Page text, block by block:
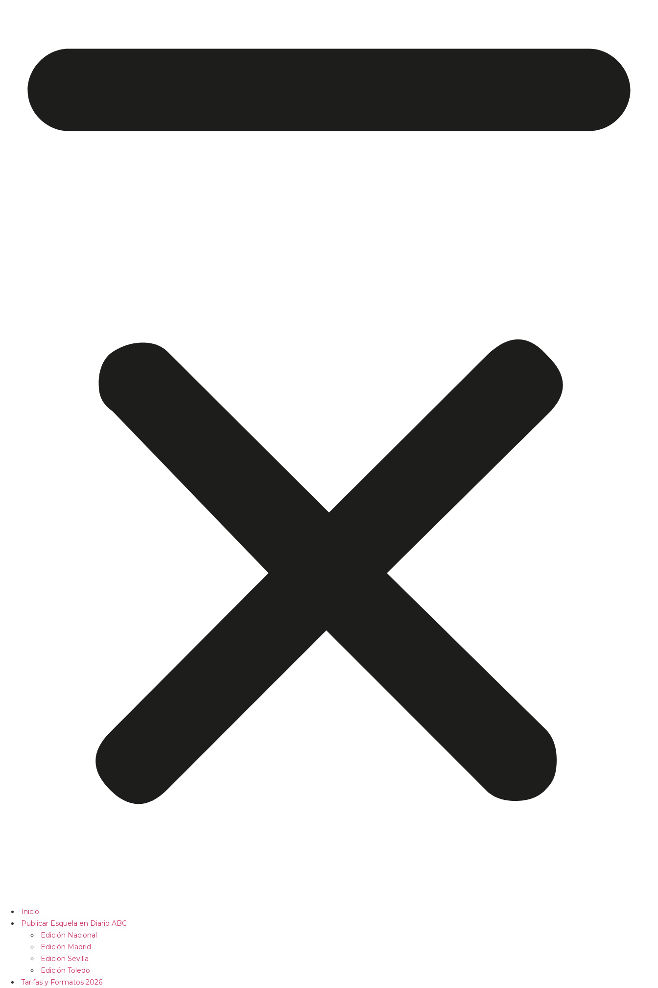
Inicio
Publicar Esquela en Diario ABC
Edición Nacional
Edición Madrid
Edición Sevilla
Edición Toledo
Tarifas y Formatos 2026